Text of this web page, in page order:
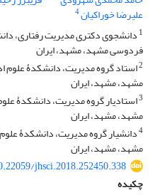
علیرضا خوراکیان4
1 دانشجوی دکتری مدیریت رفتاری،
فردوسی مشهد، مشهد، ایران
2استاد گروه مدیریت، دانشکدۀ علوم
مشهد، مشهد، ایران
3استادیار گروه مدیریت، دانشکدۀ
مشهد، مشهد، ایران
4دانشیار گروه مدیریت، دانشکدۀ
مشهد، مشهد، ایران
jhsci.2018.252450.338
چکیده